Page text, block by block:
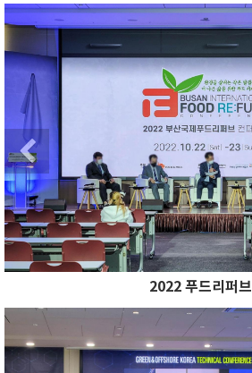
Previous
Previous
2022 푸드리퍼브
Previous